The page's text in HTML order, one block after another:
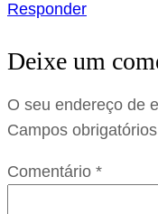
Responder
Deixe um
O seu endereço de
Campos
Comentário *